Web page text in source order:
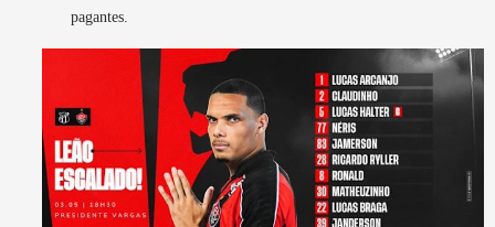
pagantes.